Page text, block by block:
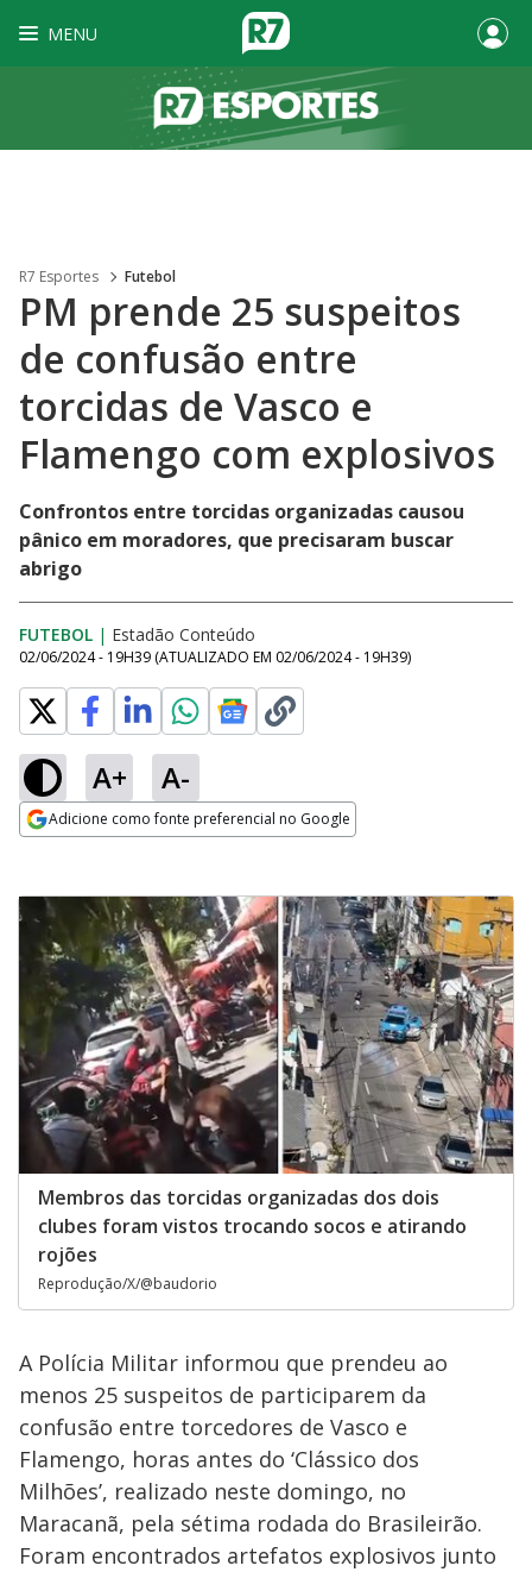
MENU
R7 Esportes Futebol
PM prende 25 suspeitos
de confusão entre
torcidas de Vasco e
Flamengo com explosivos
Confrontos entre torcidas organizadas causou
pânico em moradores, que precisaram buscar
abrigo
FUTEBOL | Estadão Conteúdo
02/06/2024 - 19H39 (ATUALIZADO EM 02/06/2024 - 19H39)
A+ A-
Adicione como fonte preferencial no Google
Membros das torcidas organizadas dos dois
clubes foram vistos trocando socos e atirando
rojões
Reprodução/X/@baudorio
A Polícia Militar informou que prendeu ao
menos 25 suspeitos de participarem da
confusão entre torcedores de Vasco e
Flamengo, horas antes do ‘Clássico dos
Milhões’, realizado neste domingo, no
Maracanã, pela sétima rodada do Brasileirão.
Foram encontrados artefatos explosivos junto